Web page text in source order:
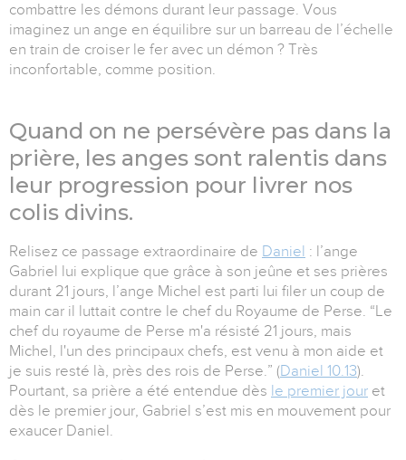
combattre les démons durant leur passage. Vous
imaginez un ange en équilibre sur un barreau de l’échelle
en train de croiser le fer avec un démon ? Très
inconfortable, comme position.
Quand on ne persévère pas dans la
prière, les anges sont ralentis dans
leur progression pour livrer nos
colis divins.
Relisez ce passage extraordinaire de Daniel : l’ange
Gabriel lui explique que grâce à son jeûne et ses prières
durant 21 jours, l’ange Michel est parti lui filer un coup de
main car il luttait contre le chef du Royaume de Perse. “Le
chef du royaume de Perse m'a résisté 21 jours, mais
Michel, l'un des principaux chefs, est venu à mon aide et
je suis resté là, près des rois de Perse.” (Daniel 10.13).
Pourtant, sa prière a été entendue dès le premier jour et
dès le premier jour, Gabriel s’est mis en mouvement pour
exaucer Daniel.